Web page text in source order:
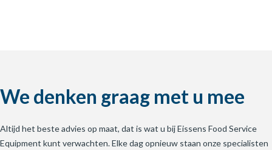
We denken graag met u mee
Altijd het beste advies op maat, dat is wat u bij Eissens Food Service
Equipment kunt verwachten. Elke dag opnieuw staan onze specialisten